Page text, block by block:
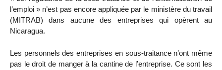
l’emploi » n’est pas encore appliquée par le ministère du travail
(MITRAB) dans aucune des entreprises qui opèrent au
Nicaragua.
Les personnels des entreprises en sous-traitance n’ont même
pas le droit de manger à la cantine de l’entreprise. Ce sont les